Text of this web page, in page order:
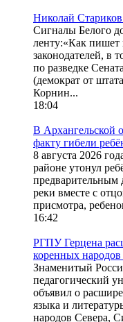
Николай
Сигналы Белого
ленту:«Как пишет
законодателей, в
по разведке
(демократ от
Корнин...
18:04
В Архангельской
факту гибели
8 августа 2026
районе утонул
предварительным
реки вместе с
присмотра,
16:42
РГПУ Герцена
коренных
Знаменитый
педагогический
объявил о
языка и
народов Севера,